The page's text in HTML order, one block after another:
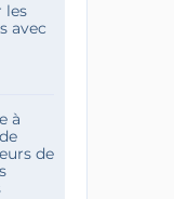
les
avec
à
de